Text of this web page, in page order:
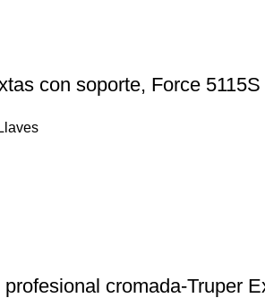
con soporte, Force 5115S
Llaves
cromada-Truper